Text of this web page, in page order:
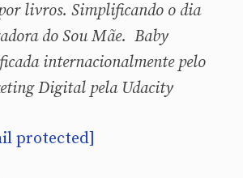
livros. Simplificando o dia
do Sou Mãe. Baby
internacionalmente pelo
Digital pela Udacity
protected]